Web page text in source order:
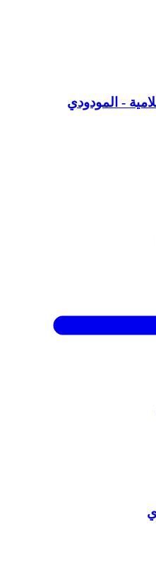
- المودودي